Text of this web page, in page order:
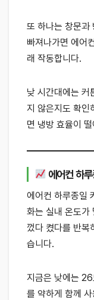
또 하나는 창문과
빠져나가면 에어
래 작동합니다.
낮 시간대에는 커
지 않은지도 확인
면 냉방 효율이
에어컨 하
에어컨 하루종일
화는 실내 온도가
껐다 켰다를 반복
습니다.
지금은 낮에는
를 약하게 함께